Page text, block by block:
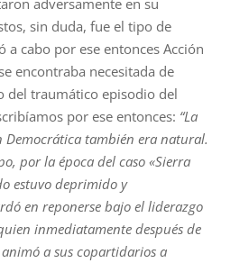
adversamente en su
sin duda, fue el tipo de
a cabo por ese entonces Acción
encontraba necesitada de
del traumático episodio del
por ese entonces: “La
Democrática también era natural.
por la época del caso «Sierra
estuvo deprimido y
en reponerse bajo el liderazgo
inmediatamente después de
a sus copartidarios a